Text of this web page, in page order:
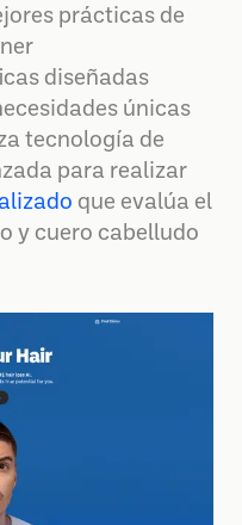
prácticas de
diseñadas
únicas
tecnología de
para realizar
que evalúa el
y cuero cabelludo